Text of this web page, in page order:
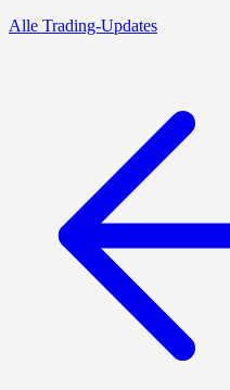
Alle Trading-Updates